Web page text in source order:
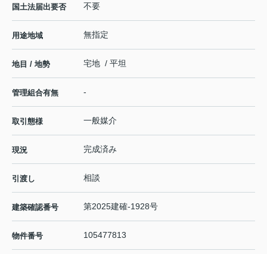
国土法届出要否 不要
用途地域 無指定
地目 / 地勢 宅地 / 平坦
管理組合有無 -
取引態様 一般媒介
現況 完成済み
引渡し 相談
建築確認番号 第2025建確-1928号
物件番号 105477813